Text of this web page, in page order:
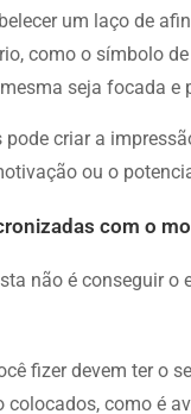
um laço de
como o símbolo
seja focada e
criar a
ou o
com o
não é conseguir
fizer devem ter o
colocados, como é